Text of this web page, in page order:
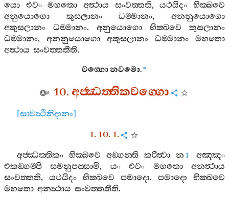
යො
එවං මහතො අත්‍ථාය සංවත‍්තති,යථයිදං
භික‍්ඛවෙ
අනුයොගො
කුසලානං ධම‍්මානං,අනනුයොගො
අකුසලානං
ධම‍්මානං. අනුයොගො භික‍්ඛවෙ
කුසලානං
ධම‍්මානං, අනනුයොගො අකුසලානං ධම‍්මානං
මහතො
අත්‍ථාය සංවත‍්තතීති.
වග‍්ගොනවමො.*
10.අජ‍්ඣත‍්තිකවග‍්ගො
[සාවත්‍ථිනිදානං]
1. 10. 1.
අජ‍්ඣත‍්තිකං භික‍්ඛවෙ අඞ‍්ගන‍්ති කරිත්‍වා න 1
අඤ‍්ඤං
එකඞ‍්ගම‍්පි
සමනුපස‍්සාමි, යං එවං මහතො
අනත්‍ථාය
සංවත‍්තති, යථයිදං භික‍්ඛවෙ පමාදො. පමාදො
භික‍්ඛවෙ
මහතො අනත්‍ථාය සංවත‍්තතීති.